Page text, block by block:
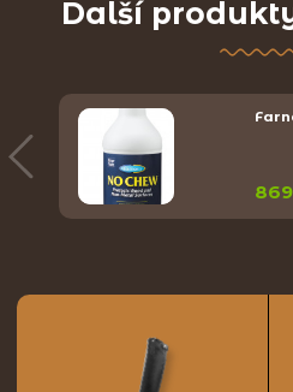
Další